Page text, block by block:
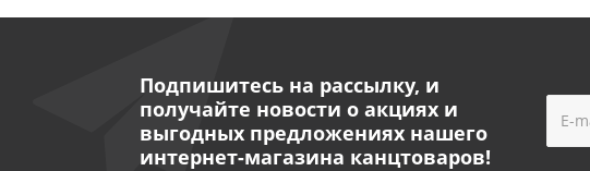
Подпишитесь на рассылку, и
получайте новости о акциях и
выгодных предложениях нашего
интернет-магазина канцтоваров!